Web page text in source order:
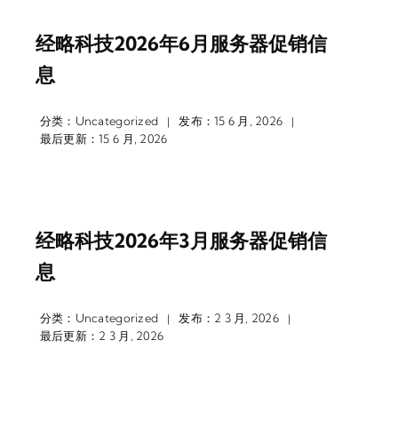
经略科技2026年6月服务器促销信
息
分类： Uncategorized | 发布：15 6 月, 2026
|
最后更新：15 6 月, 2026
经略科技2026年3月服务器促销信
息
分类： Uncategorized | 发布：2 3 月, 2026
|
最后更新：2 3 月, 2026